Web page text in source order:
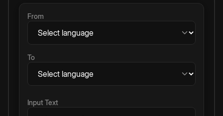
From
To
Input Text